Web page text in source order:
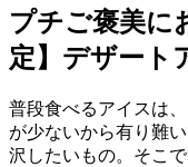
プチご褒美に
定】デザート
普段食べるアイスは
が少ないから有り難
沢したいもの。そこ